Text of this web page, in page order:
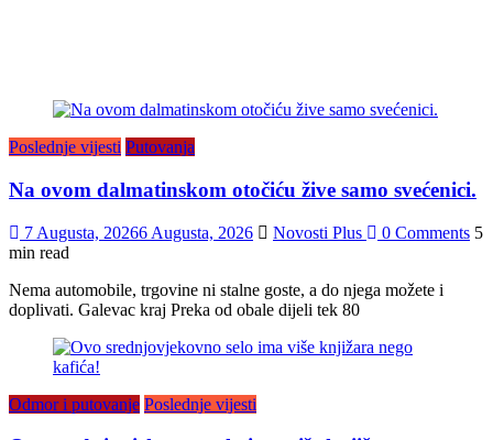
Poslednje vijesti Putovanja
Na ovom dalmatinskom otočiću žive samo svećenici.
7 Augusta, 20266 Augusta, 2026 Novosti Plus 0 Comments 5
min read
Nema automobile, trgovine ni stalne goste, a do njega možete i
doplivati. Galevac kraj Preka od obale dijeli tek 80
Odmor i putovanje Poslednje vijesti